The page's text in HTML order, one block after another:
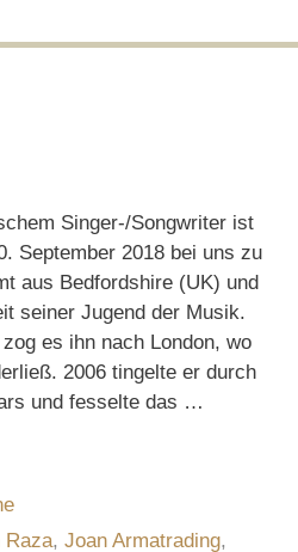
Singer-/Songwriter ist
September 2018 bei uns zu
aus Bedfordshire (UK) und
seiner Jugend der Musik.
es ihn nach London, wo
2006 tingelte er durch
und fesselte das …
Raza,Joan Armatrading,